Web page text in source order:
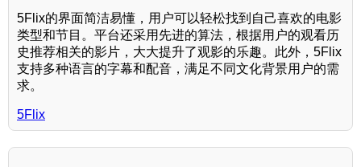
5Flix的界面简洁易懂，用户可以轻松找到自己喜欢的电影
类型和节目。平台还采用先进的算法，根据用户的观看历
史推荐相关的影片，大大提升了观影的乐趣。此外，5Flix
支持多种语言的字幕和配音，满足不同文化背景用户的需
求。
5Flix